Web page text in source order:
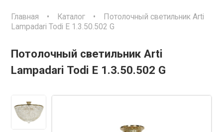
Главная • Каталог •
Потолочный светильник Arti
Lampadari Todi E 1.3.50.502 G
Потолочный светильник Arti
Lampadari Todi E 1.3.50.502 G